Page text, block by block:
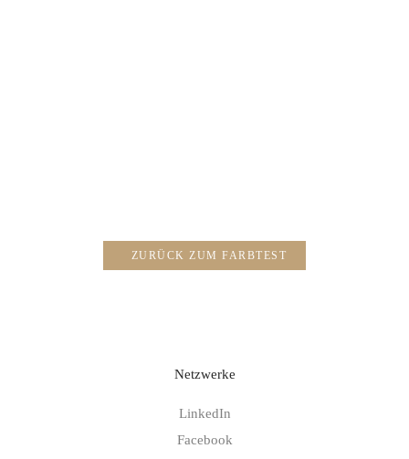
ZURÜCK ZUM FARBTEST
Netzwerke
LinkedIn
Facebook